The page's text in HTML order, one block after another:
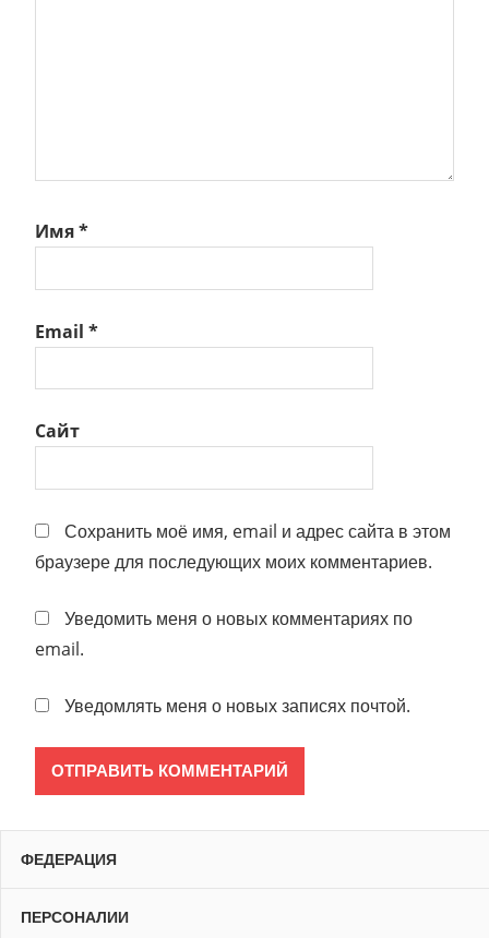
Имя*
Email *
Сайт
Сохранить моё имя, email и адрес сайта в этом
браузере для последующих моих комментариев.
Уведомить меня о новых комментариях по
email.
Уведомлять меня о новых записях почтой.
ФЕДЕРАЦИЯ
ПЕРСОНАЛИИ